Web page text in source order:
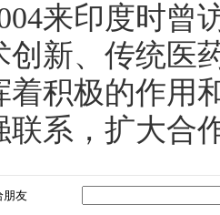
来印度时曾
创新、传统医
着积极的作用
联系，扩大合
朋友